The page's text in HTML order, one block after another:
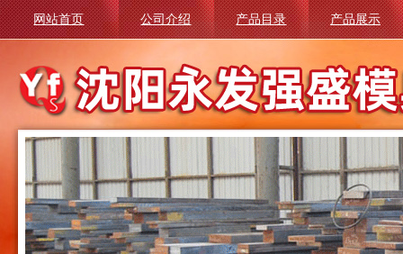
网站首页 公司介绍 产品目录 产品展示